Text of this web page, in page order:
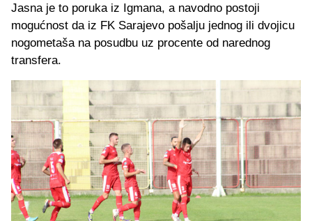
Jasna je to poruka iz Igmana, a navodno postoji
mogućnost da iz FK Sarajevo pošalju jednog ili dvojicu
nogometaša na posudbu uz procente od narednog
transfera.